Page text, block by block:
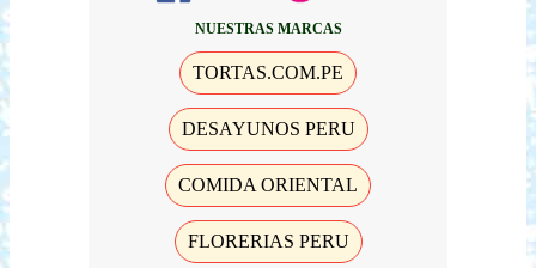
NUESTRAS MARCAS
TORTAS.COM.PE
DESAYUNOS PERU
COMIDA ORIENTAL
FLORERIAS PERU